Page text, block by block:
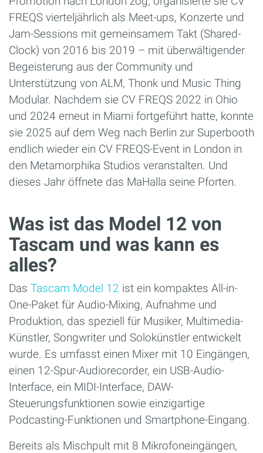
FREQS vierteljährlich als Meet-ups, Konzerte und
Jam-Sessions mit gemeinsamem Takt (Shared-
Clock) von 2016 bis 2019 – mit überwältigender
Begeisterung aus der Community und
Unterstützung von ALM, Thonk und Music Thing
Modular. Nachdem sie CV FREQS 2022 in Ohio
und 2024 erneut in Miami fortgeführt hatte, konnte
sie 2025 auf dem Weg nach Berlin zur Superbooth
endlich wieder ein CV FREQS-Event in London in
den Metamorphika Studios veranstalten. Und
dieses Jahr öffnete das MaHalla seine Pforten.
Was ist das Model 12 von
Tascam und was kann es
alles?
Das Tascam Model 12 ist ein kompaktes All-in-
One-Paket für Audio-Mixing, Aufnahme und
Produktion, das speziell für Musiker, Multimedia-
Künstler, Songwriter und Solokünstler entwickelt
wurde. Es umfasst einen Mixer mit 10 Eingängen,
einen 12-Spur-Audiorecorder, ein USB-Audio-
Interface, ein MIDI-Interface, DAW-
Steuerungsfunktionen sowie einzigartige
Podcasting-Funktionen und Smartphone-Eingang.
Bereits als Mischpult mit 8 Mikrofoneingängen,